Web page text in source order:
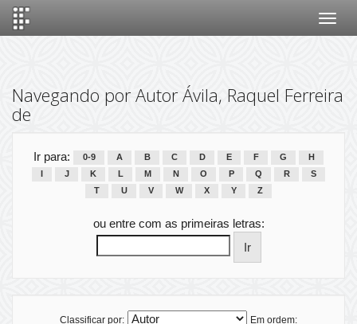
Navegando por Autor Ávila, Raquel Ferreira
de
Ir para: 0-9 A B C D E F G
H
J K L M N O P Q R
S
T
U V W X Y Z
ou entre com as primeiras letras:
Classificar por:
Em ordem: